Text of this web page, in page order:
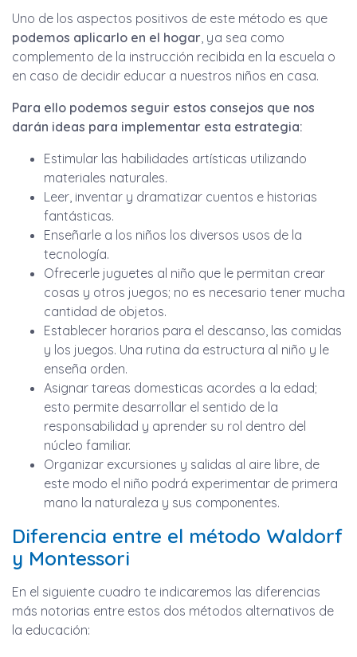
Uno de los aspectos positivos de este método es que
podemos aplicarlo en el hogar, ya sea como
complemento de la instrucción recibida en la escuela o
en caso de decidir educar a nuestros niños en casa.
Para ello podemos seguir estos consejos que nos
darán ideas para implementar esta estrategia:
Estimular las habilidades artísticas utilizando
materiales naturales.
Leer, inventar y dramatizar cuentos e historias
fantásticas.
Enseñarle a los niños los diversos usos de la
tecnología.
Ofrecerle juguetes al niño que le permitan crear
cosas y otros juegos; no es necesario tener mucha
cantidad de objetos.
Establecer horarios para el descanso, las comidas
y los juegos. Una rutina da estructura al niño y le
enseña orden.
Asignar tareas domesticas acordes a la edad;
esto permite desarrollar el sentido de la
responsabilidad y aprender su rol dentro del
núcleo familiar.
Organizar excursiones y salidas al aire libre, de
este modo el niño podrá experimentar de primera
mano la naturaleza y sus componentes.
Diferencia entre el método Waldorf
y Montessori
En el siguiente cuadro te indicaremos las diferencias
más notorias entre estos dos métodos alternativos de
la educación: